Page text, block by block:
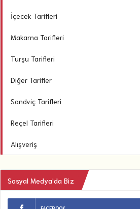
İçecek Tarifleri
Makarna Tarifleri
Turşu Tarifleri
Diğer Tarifler
Sandviç Tarifleri
Reçel Tarifleri
Alışveriş
Sosyal Medya’da Biz